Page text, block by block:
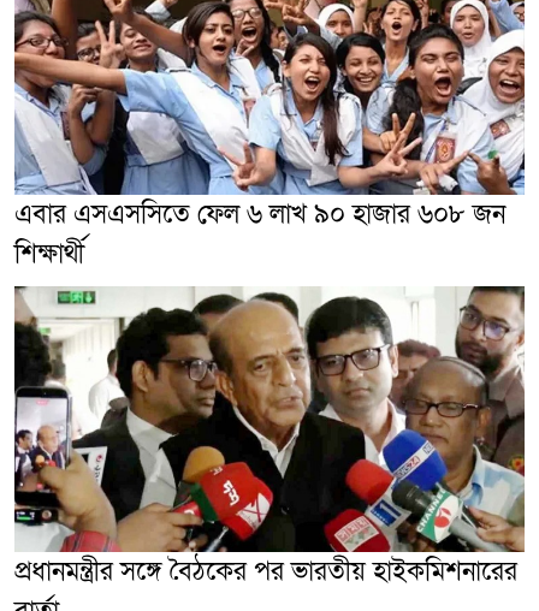
এবার এসএসসিতে ফেল ৬ লাখ ৯০ হাজার ৬০৮ জন
শিক্ষার্থী
প্রধানমন্ত্রীর সঙ্গে বৈঠকের পর ভারতীয় হাইকমিশনারের